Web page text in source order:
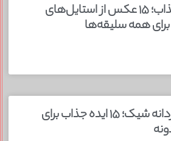
سرهمی شیک جذاب؛ ۱۵ عکس از استایل‌های
همه سلیقه‌ها
انگشتر سنگی مردانه شیک؛ ۱۵ ایده جذاب برای